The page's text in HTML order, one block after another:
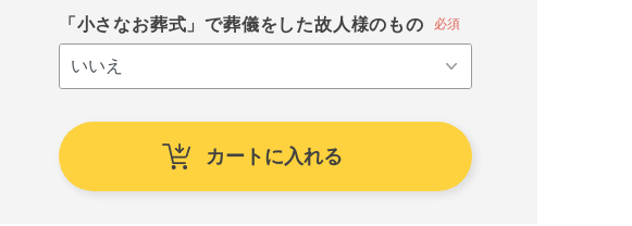
「小さなお葬式」で葬儀をした故人様のもの 必須
カートに入れる